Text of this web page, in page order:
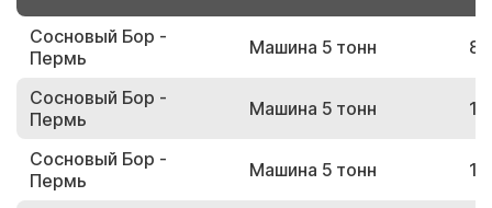
Сосновый Бор -
Пермь
Машина 5 тонн
Сосновый Бор -
Пермь
Машина 5 тонн
Сосновый Бор -
Пермь
Машина 5 тонн